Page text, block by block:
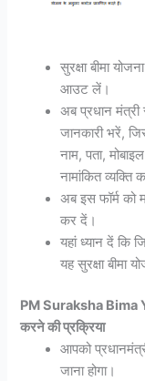
सुरक्षा बीमा
आउट लें।
अब प्रधान मंत्री
जानकारी भरें,
नाम, पता,
नामांकित व्यक्ति
अब इस फॉर्म
कर दें।
यहां ध्यान दें
यह सुरक्षा बीमा
PM Suraksha
करने की प्रक्रिया
आपको
जाना होगा।